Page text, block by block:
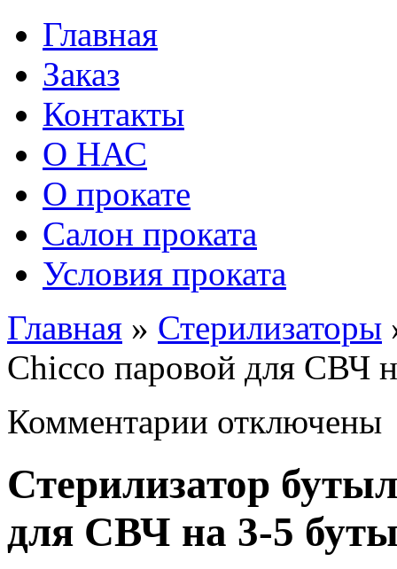
Главная
Заказ
Контакты
О НАС
О прокате
Салон проката
Условия проката
Главная » Стерилизаторы
Chicco паровой для СВЧ
Комментарии записи
паровой
на
отключены
Стерилизатор
для СВЧ на 3-5